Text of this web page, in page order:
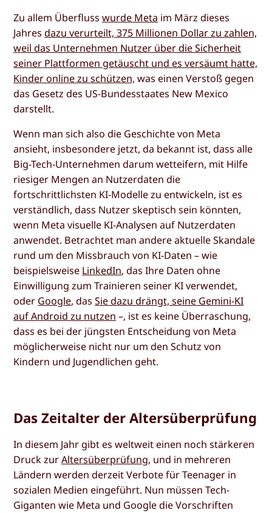
Zu allem Überflusswurde Meta im März dieses
Jahresdazu verurteilt, 375 Millionen Dollar zu zahlen,
weil das Unternehmen Nutzer über die Sicherheit
seiner Plattformen getäuscht und es versäumt hatte,
Kinder online zu schützen, was einen Verstoß gegen
das Gesetz des US-Bundesstaates New Mexico
darstellt.
Wenn man sich also die Geschichte von Meta
ansieht, insbesondere jetzt, da bekannt ist, dass alle
Big-Tech-Unternehmen darum wetteifern, mit Hilfe
riesiger Mengen an Nutzerdaten die
fortschrittlichsten KI-Modelle zu entwickeln, ist es
verständlich, dass Nutzer skeptisch sein könnten,
wenn Meta visuelle KI-Analysen auf Nutzerdaten
anwendet. Betrachtet man andere aktuelle Skandale
rund um den Missbrauch von KI-Daten – wie
beispielsweise LinkedIn, das Ihre Daten ohne
Einwilligung zum Trainieren seiner KI verwendet,
oder Google, dasSie dazu drängt, seine Gemini-KI
auf Android zu nutzen –, ist es keine Überraschung,
dass es bei der jüngsten Entscheidung von Meta
möglicherweise nicht nur um den Schutz von
Kindern und Jugendlichen geht.
Das Zeitalter der Altersüberprüfung
In diesem Jahr gibt es weltweit einen noch stärkeren
Druck zurAltersüberprüfung, und in mehreren
Ländern werden derzeit Verbote für Teenager in
sozialen Medien eingeführt. Nun müssen Tech-
Giganten wie Meta und Google die Vorschriften